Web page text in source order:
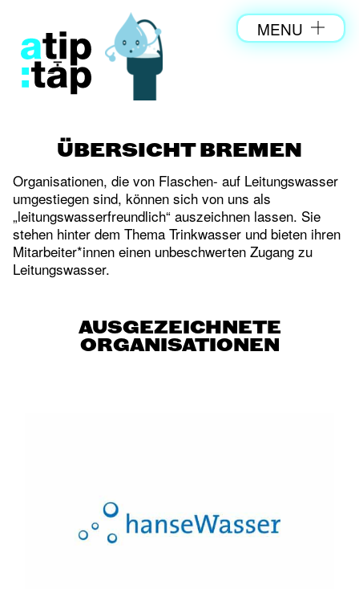
MENU
ÜBERSICHT BREMEN
Organisationen, die von Flaschen- auf Leitungswasser
umgestiegen sind, können sich von uns als
„leitungswasserfreundlich“ auszeichnen lassen. Sie
stehen hinter dem Thema Trinkwasser und bieten ihren
Mitarbeiter*innen einen unbeschwerten Zugang zu
Leitungswasser.
AUSGEZEICHNETE
ORGANISATIONEN